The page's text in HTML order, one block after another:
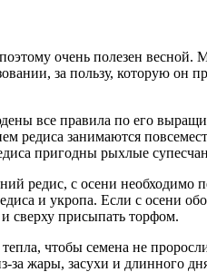
очень полезен весной.
за пользу, которую
все правила по его
редиса занимаются
пригодны рыхлые
редис, с осени необходимо
и укропа. Если с осени
сверху присыпать торфом.
чтобы семена не
жары, засухи и длинного